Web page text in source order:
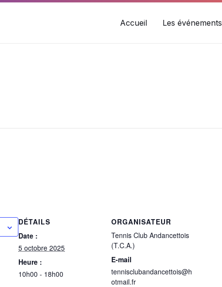
Accueil Les événements
DÉTAILS
Date :
5 octobre 2025
Heure :
10h00 - 18h00
ORGANISATEUR
Tennis Club Andancettois
(T.C.A.)
E-mail
tennisclubandancettois@h
otmail.fr